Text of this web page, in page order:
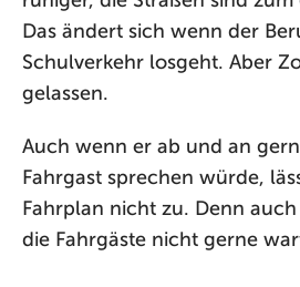
Das ändert sich wenn der
Schulverkehr losgeht. Aber
gelassen.
Auch wenn er ab und an
Fahrgast sprechen würde,
Fahrplan nicht zu. Denn
die Fahrgäste nicht gerne